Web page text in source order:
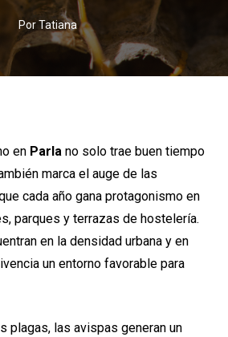
Por Tatiana
en Parlano solo trae buen tiempo
marca el auge de las
cada año gana protagonismo en
parques y terrazas de hostelería.
en la densidad urbana y en
un entorno favorable para
plagas, las avispas generan un